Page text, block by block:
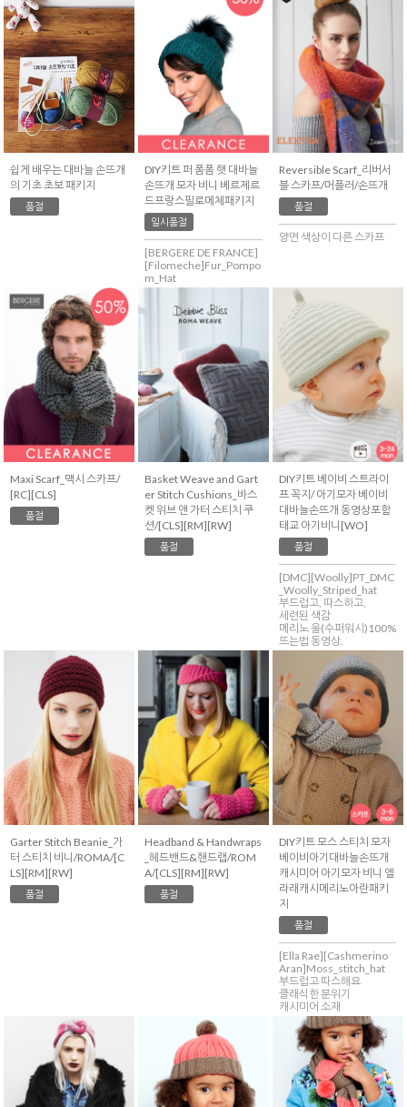
쉽게 배우는 대바늘 손뜨개
의 기초 초보 패키지
품절
DIY키트 퍼 폼폼 햇 대바늘
손뜨개 모자 비니 베르제르
드프랑스필로메체패키지
일시품절
[BERGERE DE FRANCE]
[Filomeche]Fur_Pompo
m_Hat
Reversible Scarf_리버서
블 스카프/머플러/손뜨개
품절
양면 색상이 다른 스카프
Maxi Scarf_맥시 스카프/
[RC][CLS]
품절
Basket Weave and Gart
er Stitch Cushions_바스
켓 위브 앤 가터 스티치 쿠
션/[CLS][RM][RW]
품절
DIY키트 베이비 스트라이
프 꼭지/ 아기모자 베이비
대바늘손뜨개 동영상포함
태교 아기비니[WO]
품절
[DMC][Woolly]PT_DMC
_Woolly_Striped_hat
부드럽고, 따스하고,
세련된 색감
메리노 울(수퍼워시)100%
뜨는법 동영상.
Garter Stitch Beanie_가
터 스티치 비니/ROMA/[C
LS][RM][RW]
품절
Headband & Handwraps
_헤드밴드&핸드랩/ROM
A/[CLS][RM][RW]
품절
DIY키트 모스 스티치 모자
베이비아기대바늘손뜨개
캐시미어 아기모자 비니 엘
라래캐시메리노아란패키
지
품절
[Ella Rae][Cashmerino
Aran]Moss_stitch_hat
부드럽고 따스해요
클래식한 분위기
캐시미어 소재